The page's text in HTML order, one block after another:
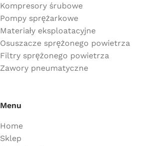
Kompresory śrubowe
Pompy sprężarkowe
Materiały eksploatacyjne
Osuszacze sprężonego powietrza
Filtry sprężonego powietrza
Zawory pneumatyczne
Menu
Home
Sklep